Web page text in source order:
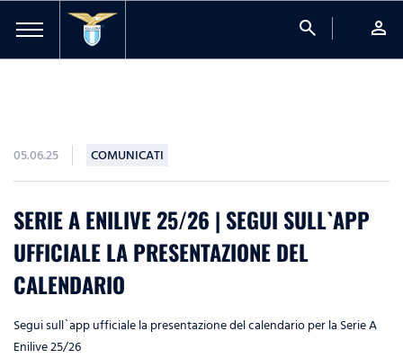
search person
05.06.25 COMUNICATI
SERIE A ENILIVE 25/26 | SEGUI SULL`APP
UFFICIALE LA PRESENTAZIONE DEL
CALENDARIO
Segui sull`app ufficiale la presentazione del calendario per la Serie A
Enilive 25/26